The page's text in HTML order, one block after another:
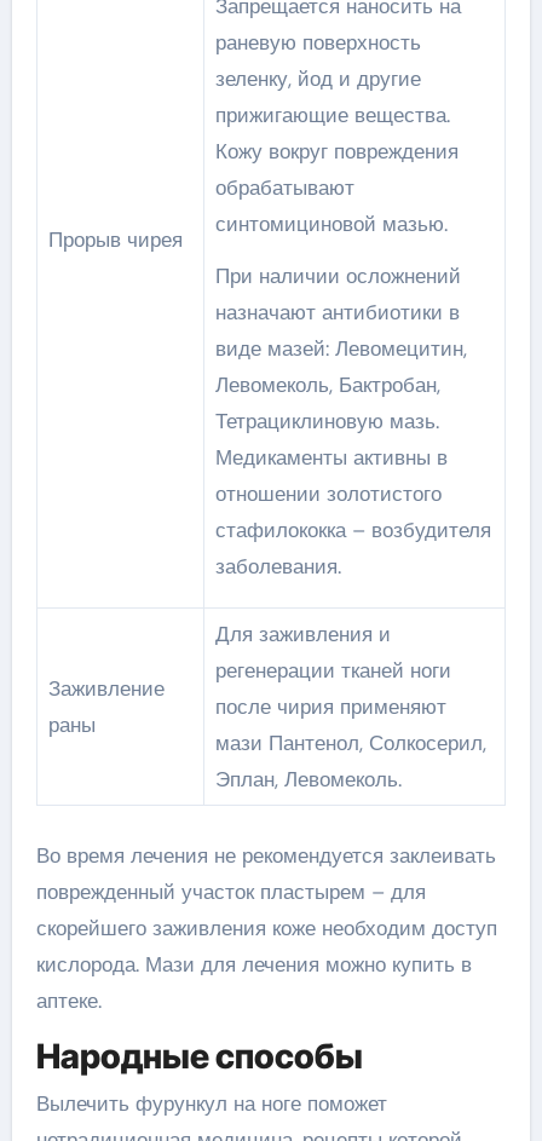
Прорыв чирея
Запрещается наносить на
раневую поверхность
зеленку, йод и другие
прижигающие вещества.
Кожу вокруг повреждения
обрабатывают
синтомициновой мазью.
При наличии осложнений
назначают антибиотики в
виде мазей: Левомецитин,
Левомеколь, Бактробан,
Тетрациклиновую мазь.
Медикаменты активны в
отношении золотистого
стафилококка – возбудителя
заболевания.
Заживление
раны
Для заживления и
регенерации тканей ноги
после чирия применяют
мази Пантенол, Солкосерил,
Эплан, Левомеколь.
Во время лечения не рекомендуется заклеивать
поврежденный участок пластырем – для
скорейшего заживления коже необходим доступ
кислорода. Мази для лечения можно купить в
аптеке.
Народные способы
Вылечить фурункул на ноге поможет